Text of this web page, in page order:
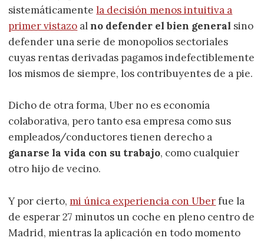
sistemáticamentela decisión menos intuitiva a
primer vistazo alno defender el bien general sino
defender una serie de monopolios sectoriales
cuyas rentas derivadas pagamos indefectiblemente
los mismos de siempre, los contribuyentes de a pie.
Dicho de otra forma, Uber no es economía
colaborativa, pero tanto esa empresa como sus
empleados/conductores tienen derecho a
ganarse la vida con su trabajo, como cualquier
otro hijo de vecino.
Y por cierto,mi única experiencia con Uberfue la
de esperar 27 minutos un coche en pleno centro de
Madrid, mientras la aplicación en todo momento